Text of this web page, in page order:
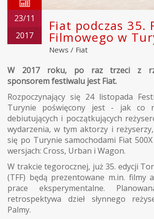
23/11
2017
Fiat podczas 35.
Filmowego w
News / Fiat
W 2017 roku, po raz trzeci z
sponsorem festiwalu jest Fiat.
Rozpoczynający się 24 listopada
Turynie poświęcony jest - jak co
debiutujących i początkujących
wydarzenia, w tym aktorzy i
się po Turynie samochodami Fiat
wersjach: Cross, Urban i Wagon.
W trakcie tegorocznej, już 35. edycji
(TFF) będą prezentowane m.in. filmy
prace eksperymentalne.
retrospektywa dzieł słynnego
Palmy.